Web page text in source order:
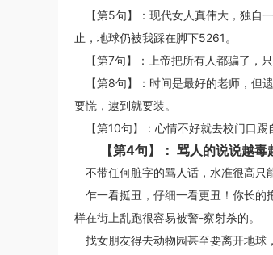
【第5句】：现代女人真伟大，独
止，地球仍被我踩在脚下5261。
【第7句】：上帝把所有人都骗了，
【第8句】：时间是最好的老师，
要慌，逮到就要装。
【第10句】：心情不好就去校门口踢
【第4句】： 骂人的说说越
不带任何脏字的骂人话，水准很高只
乍一看挺丑，仔细一看更丑！你长的
样在街上乱跑很容易被警-察射杀的。
找女朋友得去动物园甚至要离开地球